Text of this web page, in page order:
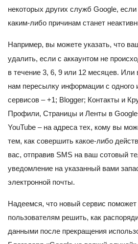
некоторых других служб Google,
каким-либо причинам станет
Например, вы можете указать, что
удалить, если с аккаунтом не
в течение 3, 6, 9 или 12 месяцев.
нам пересылку информации с одного
сервисов – +1; Blogger; Контакты и
Профили, Страницы и Ленты в
YouTube – на адреса тех, кому вы
тем, как совершить какое-либо
вас, отправив SMS на ваш сотовый
уведомление на указанный вами
электронной почты.
Надеемся, что новый сервис
пользователям решить, как
данными после прекращения